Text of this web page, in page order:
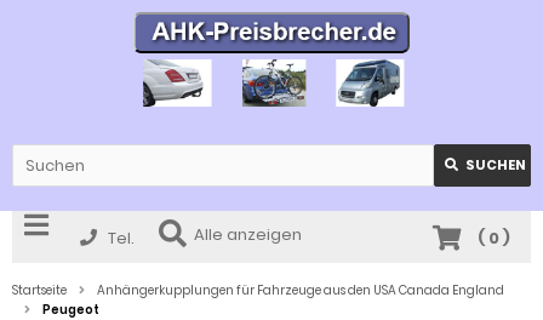
SUCHEN
Tel. Alle anzeigen ( 0)
Startseite
Anhängerkupplungen für Fahrzeuge aus den USA Canada England
Peugeot